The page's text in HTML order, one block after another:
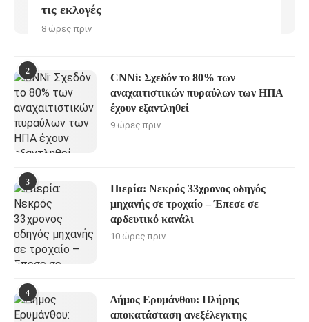
τις εκλογές
8 ώρες πριν
2
CNNi: Σχεδόν το 80% των
αναχαιτιστικών πυραύλων των ΗΠΑ
έχουν εξαντληθεί
9 ώρες πριν
3
Πιερία: Νεκρός 33χρονος οδηγός
μηχανής σε τροχαίο – Έπεσε σε
αρδευτικό κανάλι
10 ώρες πριν
4
Δήμος Ερυμάνθου: Πλήρης
αποκατάσταση ανεξέλεγκτης